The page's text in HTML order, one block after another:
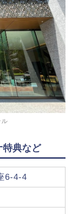
特典など
6-4-4